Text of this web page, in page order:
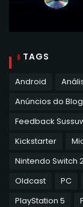
TAGS
Android
Anúncios do Blog
Feedback
Kickstarter
Nintendo Switch
Oldcast
PC
PlayStation 5